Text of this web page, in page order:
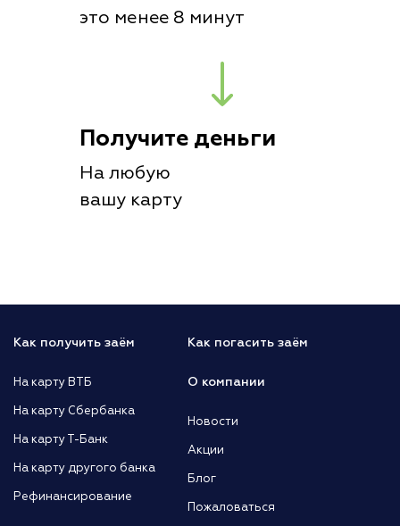
это менее 8 минут
Получите деньги
На любую
вашу карту
Как получить заём
На карту ВТБ
На карту Сбербанка
На карту Т-Банк
На карту другого банка
Рефинансирование
Как погасить заём
О компании
Новости
Акции
Блог
Пожаловаться